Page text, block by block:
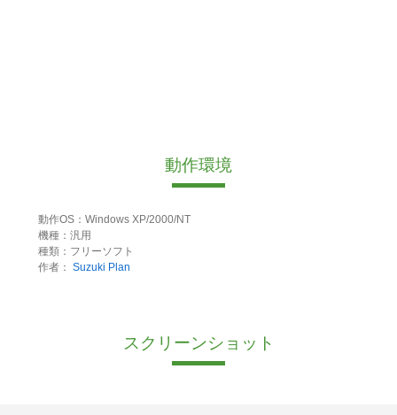
動作環境
動作OS：Windows XP/2000/NT
機種：汎用
種類：フリーソフト
作者： Suzuki Plan
スクリーンショット